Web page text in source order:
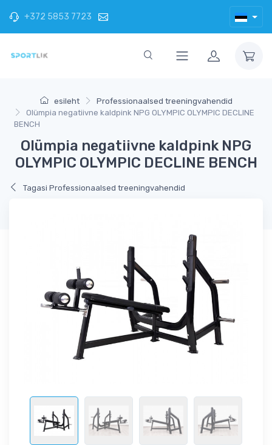
+372 5853 7723
esileht
Professionaalsed treeningvahendid
Olümpia negatiivne kaldpink NPG OLYMPIC OLYMPIC DECLINE
BENCH
Olümpia negatiivne kaldpink NPG
OLYMPIC OLYMPIC DECLINE BENCH
Tagasi Professionaalsed treeningvahendid